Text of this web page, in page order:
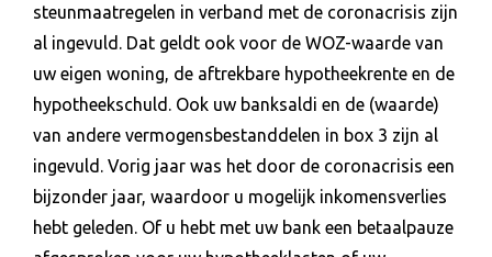
steunmaatregelen in verband met de coronacrisis zijn
al ingevuld. Dat geldt ook voor de WOZ-waarde van
uw eigen woning, de aftrekbare hypotheekrente en de
hypotheekschuld. Ook uw banksaldi en de (waarde)
van andere vermogensbestanddelen in box 3 zijn al
ingevuld. Vorig jaar was het door de coronacrisis een
bijzonder jaar, waardoor u mogelijk inkomensverlies
hebt geleden. Of u hebt met uw bank een betaalpauze